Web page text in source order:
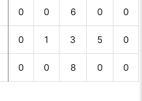
0 0 6 0 0
0 1 3 5 0
0 0 8 0 0